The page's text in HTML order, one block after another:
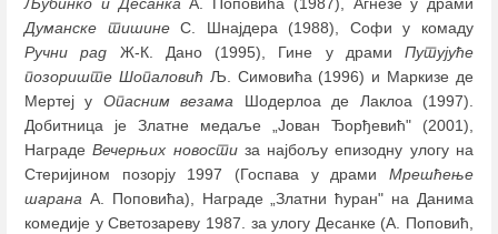
Љубинко и ДесанкаА. Поповића (1987), Агнезе у драми
Думанске тишинеС. Шнајдера (1988), Софи у комаду
Ручни рад Ж-К. Дано (1995), Гине у драми Путујуће
позориште Шопаловић Љ. Симовића (1996) и Маркизе де
Мертеј у Опасним везама Шодерлоа де Лаклоа (1997).
Добитница је Златне медаље „Јован Ђорђевић" (2001),
НаградеВечерњих новостиза најбољу епизодну улогу на
Стеријином позорју 1997 (Госпава у драми Мрешћење
шарана А. Поповића), Награде „Златни ћуран" на Данима
комедије у Светозареву 1987. за улогу Десанке (А. Поповић,